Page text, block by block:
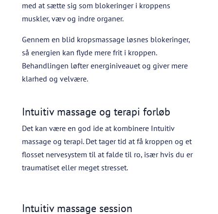
med at sætte sig som blokeringer i kroppens
muskler, væv og indre organer.
Gennem en blid kropsmassage løsnes blokeringer,
så energien kan flyde mere frit i kroppen.
Behandlingen løfter energiniveauet og giver mere
klarhed og velvære.
Intuitiv massage og terapi forløb
Det kan være en god ide at kombinere Intuitiv
massage og terapi. Det tager tid at få kroppen og et
flosset nervesystem til at falde til ro, især hvis du er
traumatiset eller meget stresset.
Intuitiv massage session